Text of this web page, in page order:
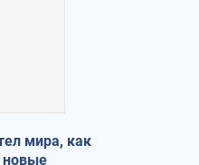
мира, как
новые